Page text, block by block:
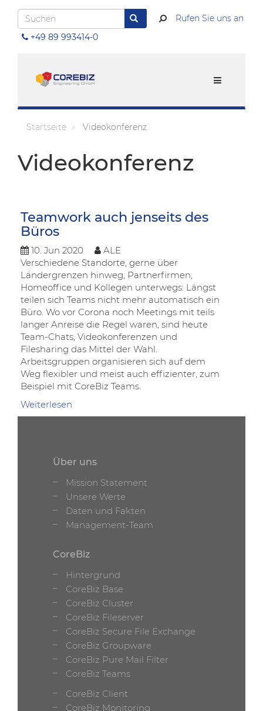
Direkt
Inhalt
Suchen Suchen
Rufen Sie uns an
+49 89 993414-0
Menu
Startseite Videokonferenz
Videokonferenz
Teamwork auch jenseits des
Büros
10. Jun 2020
ALE
Verschiedene Standorte, gerne über
Ländergrenzen hinweg, Partnerfirmen,
Homeoffice und Kollegen unterwegs: Längst
teilen sich Teams nicht mehr automatisch ein
Büro. Wo vor Corona noch Meetings mit teils
langer Anreise die Regel waren, sind heute
Team-Chats, Videokonferenzen und
Filesharing das Mittel der Wahl.
Arbeitsgruppen organisieren sich auf dem
Weg flexibler und meist auch effizienter, zum
Beispiel mit CoreBiz Teams.
Weiterlesen
Teamwork
Büros
Über uns
Mission Statement
Unsere Werte
Daten und Fakten
Management-Team
CoreBiz
Hintergrund
CoreBiz Base
CoreBiz Cluster
CoreBiz Fileserver
CoreBiz Secure File Exchange
CoreBiz Groupware
CoreBiz Pure Mail Filter
CoreBiz Teams
CoreBiz Client
CoreBiz Monitoring